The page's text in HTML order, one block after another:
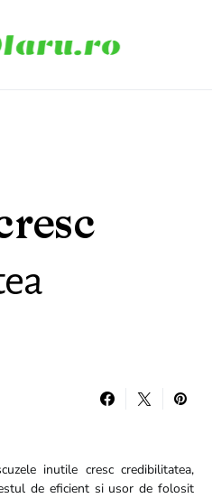
inutile cresc credibilitatea,
de eficient si usor de folosit